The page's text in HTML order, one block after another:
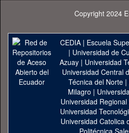
Copyright 2024
CEDIA| Escuela
| Universidad de
Azuay| Universidad
Universidad Central
Técnica del Norte |
Milagro |
Universidad
Universidad
Universidad Catolica
Politécnica